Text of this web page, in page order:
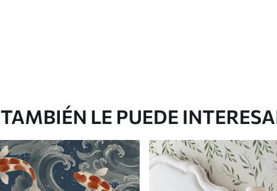
TAMBIÉN LE PUEDE